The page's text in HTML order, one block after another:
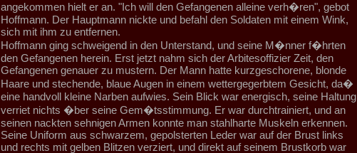
angekommen hielt er an. "Ich will den Gefangenen alleine verh�ren", gebot
Hoffmann. Der Hauptmann nickte und befahl den Soldaten mit einem Wink,
sich mit ihm zu entfernen.
Hoffmann ging schweigend in den Unterstand, und seine M�nner f�hrten
den Gefangenen herein. Erst jetzt nahm sich der Arbitesoffizier Zeit, den
Gefangenen genauer zu mustern. Der Mann hatte kurzgeschorene, blonde
Haare und stechende, blaue Augen in einem wettergegerbtem Gesicht, da�
eine handvoll kleine Narben aufwies. Sein Blick war energisch, seine Haltung
verriet nichts �ber seine Gem�tsstimmung. Er war durchtrainiert, und an
seinen nackten sehnigen Armen konnte man stahlharte Muskeln erkennen.
Seine Uniform aus schwarzem, gepolsterten Leder war auf der Brust links
und rechts mit gelben Blitzen verziert, und direkt auf seinem Brustkorb war